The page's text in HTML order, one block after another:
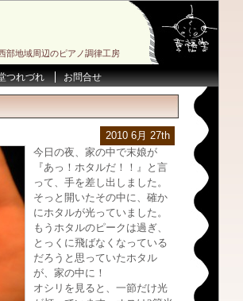
部地域周辺のピアノ調律工房
つれづれ お問合せ
2010 6月 27th
今日の夜、家の中で末娘が
『あっ！ホタルだ！！』と言
って、手を差し出しました。
そっと開いたその中に、確か
にホタルが光っていました。
もうホタルのピークは過ぎ、
とっくに飛ばなくなっている
だろうと思っていたホタル
が、家の中に！
オシリを見ると、一節だけ光